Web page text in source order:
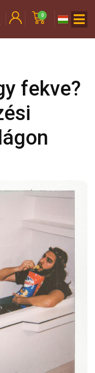
0
fekve?